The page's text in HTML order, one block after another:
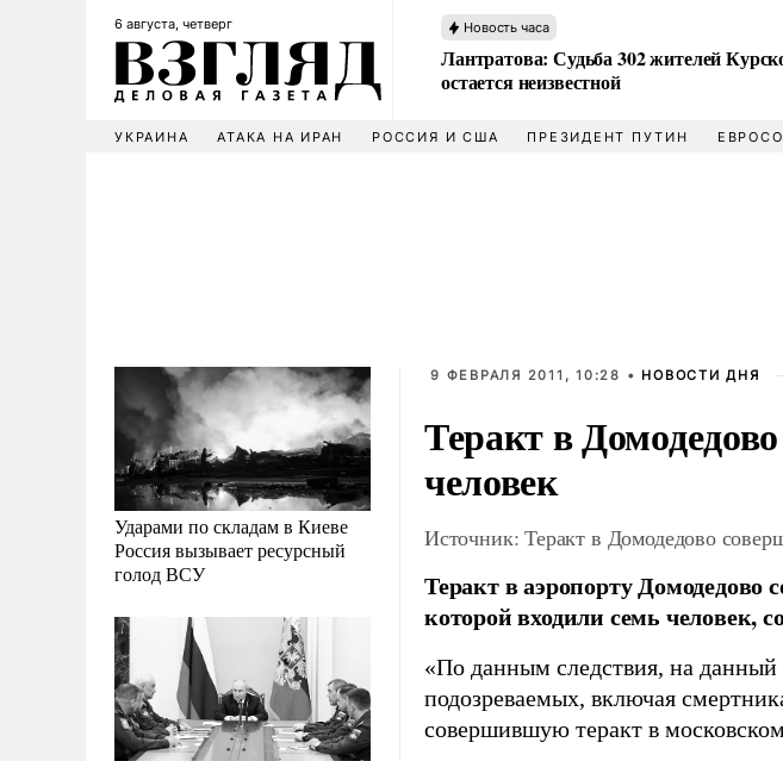
6 августа, четверг Новость часа
Лантратова: Судьба 302 жителей
остается неизвестной
УКРАИНА АТАКА НА ИРАН РОССИЯ И США ПРЕЗИДЕНТ ПУТИН
Ударами по складам в Киеве
Россия вызывает ресурсный
голод ВСУ
9 ФЕВРАЛЯ 2011, 10:28 • НОВОСТИ ДНЯ
Теракт в
человек
Источник: Теракт в Домодедово
Теракт в аэропорту Домодедово
которой входили семь человек,
«По данным следствия, на
подозреваемых, включая
совершившую теракт в